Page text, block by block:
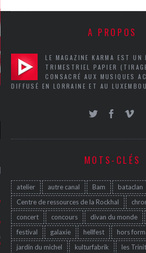
CRITIQUES
7.6
DUDE’S REV...
5.4
CLAN – A BE...
6.8
– HEL...
A PROPOS
LE MAGAZINE KARMA EST UN
TRIMESTRIEL PAPIER
CONSACRÉ AUX MUSIQUES
DIFFUSÉ EN LORRAINE ET AU
MOTS-CLÉS
atelier autre canal Bam bataclan
Centre de ressources de la Rockhal
concert
concours divan du monde
festival
galaxie hellfest hors
jardin du michel
kulturfabrik
les